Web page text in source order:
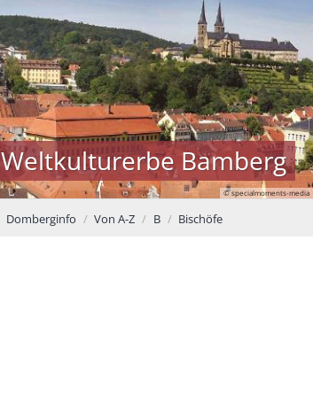
© specialmoments-media
Weltkulturerbe Bamberg
Domberginfo Von A-Z B Bischöfe